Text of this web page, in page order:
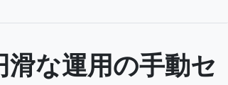
な運用の手動セ